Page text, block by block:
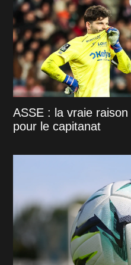
ASSE : la vraie
pour le capitanat